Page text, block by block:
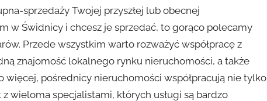
sprzedaży Twojej przyszłej lub obecnej
w Świdnicy i chcesz je sprzedać, to gorąco polecamy
Przede wszystkim warto rozważyć współpracę z
znajomość lokalnego rynku nieruchomości, a także
więcej, pośrednicy nieruchomości współpracują nie tylko
wieloma specjalistami, których usługi są bardzo